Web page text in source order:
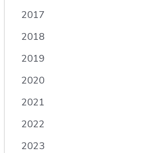
2017
2018
2019
2020
2021
2022
2023